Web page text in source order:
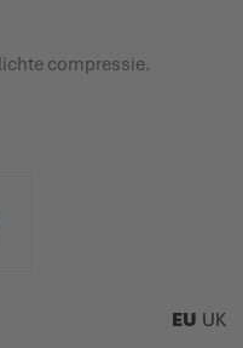
compressie.
EU UK